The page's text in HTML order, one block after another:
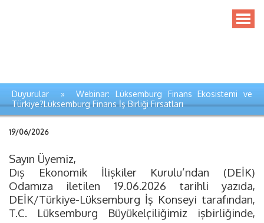
Duyurular » Webinar: Lüksemburg Finans Ekosistemi ve
Türkiye?Lüksemburg Finans İş Birliği Fırsatları
19/06/2026
Sayın Üyemiz,
Dış Ekonomik İlişkiler Kurulu’ndan (DEİK)
Odamıza iletilen 19.06.2026 tarihli yazıda,
DEİK/Türkiye-Lüksemburg İş Konseyi tarafından,
T.C. Lüksemburg Büyükelçiliğimiz işbirliğinde,